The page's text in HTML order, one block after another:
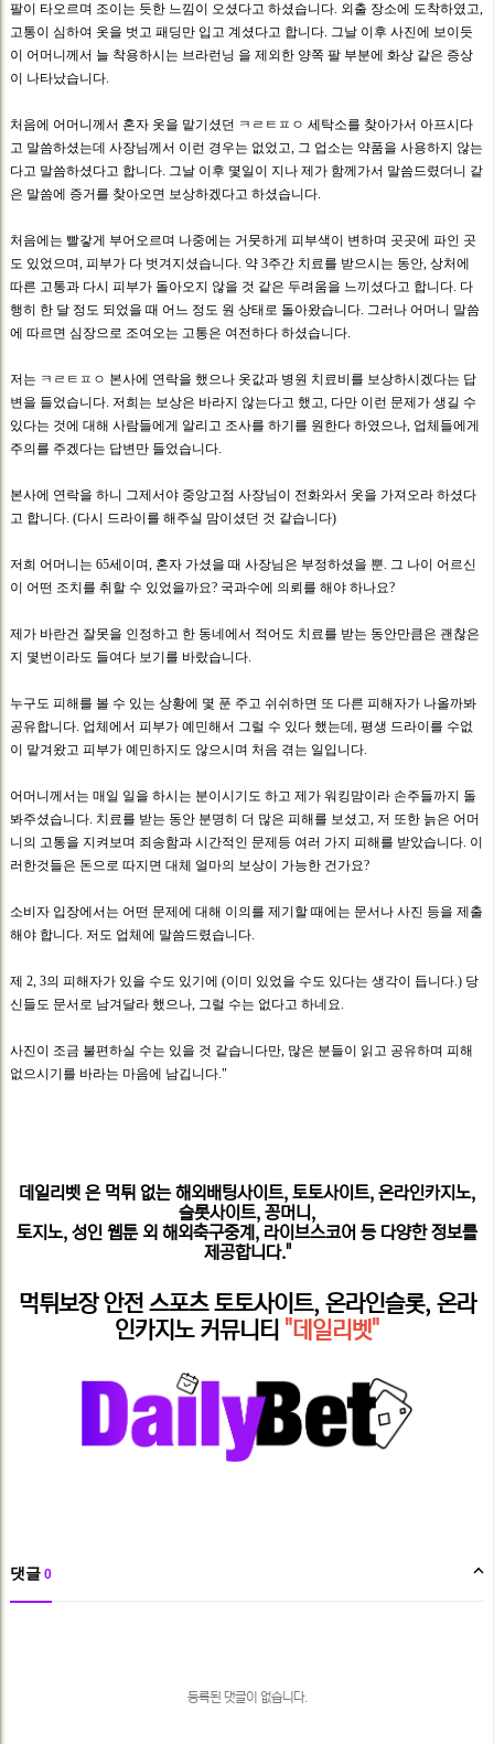
팔이 타오르며 조이는 듯한 느낌이 오셨다고 하셨습니다. 외출 장소에 도착하였고,
고통이 심하여 옷을 벗고 패딩만 입고 계셨다고 합니다. 그날 이후 사진에 보이듯
이 어머니께서 늘 착용하시는 브라런닝 을 제외한 양쪽 팔 부분에 화상 같은 증상
이 나타났습니다.
처음에 어머니께서 혼자 옷을 맡기셨던 ㅋㄹㅌㅍㅇ 세탁소를 찾아가서 아프시다
고 말씀하셨는데 사장님께서 이런 경우는 없었고, 그 업소는 약품을 사용하지 않는
다고 말씀하셨다고 합니다. 그날 이후 몇일이 지나 제가 함께가서 말씀드렸더니 같
은 말씀에 증거를 찾아오면 보상하겠다고 하셨습니다.
처음에는 빨갛게 부어오르며 나중에는 거뭇하게 피부색이 변하며 곳곳에 파인 곳
도 있었으며, 피부가 다 벗겨지셨습니다. 약 3주간 치료를 받으시는 동안, 상처에
따른 고통과 다시 피부가 돌아오지 않을 것 같은 두려움을 느끼셨다고 합니다. 다
행히 한 달 정도 되었을 때 어느 정도 원 상태로 돌아왔습니다. 그러나 어머니 말씀
에 따르면 심장으로 조여오는 고통은 여전하다 하셨습니다.
저는 ㅋㄹㅌㅍㅇ 본사에 연락을 했으나 옷값과 병원 치료비를 보상하시겠다는 답
변을 들었습니다. 저희는 보상은 바라지 않는다고 했고, 다만 이런 문제가 생길 수
있다는 것에 대해 사람들에게 알리고 조사를 하기를 원한다 하였으나, 업체들에게
주의를 주겠다는 답변만 들었습니다.
본사에 연락을 하니 그제서야 중앙고점 사장님이 전화와서 옷을 가져오라 하셨다
고 합니다. (다시 드라이를 해주실 맘이셨던 것 같습니다)
저희 어머니는 65세이며, 혼자 가셨을 때 사장님은 부정하셨을 뿐. 그 나이 어르신
이 어떤 조치를 취할 수 있었을까요? 국과수에 의뢰를 해야 하나요?
제가 바란건 잘못을 인정하고 한 동네에서 적어도 치료를 받는 동안만큼은 괜찮은
지 몇번이라도 들여다 보기를 바랐습니다.
누구도 피해를 볼 수 있는 상황에 몇 푼 주고 쉬쉬하면 또 다른 피해자가 나올까봐
공유합니다. 업체에서 피부가 예민해서 그럴 수 있다 했는데, 평생 드라이를 수없
이 맡겨왔고 피부가 예민하지도 않으시며 처음 겪는 일입니다.
어머니께서는 매일 일을 하시는 분이시기도 하고 제가 워킹맘이라 손주들까지 돌
봐주셨습니다. 치료를 받는 동안 분명히 더 많은 피해를 보셨고, 저 또한 늙은 어머
니의 고통을 지켜보며 죄송함과 시간적인 문제등 여러 가지 피해를 받았습니다. 이
러한것들은 돈으로 따지면 대체 얼마의 보상이 가능한 건가요?
소비자 입장에서는 어떤 문제에 대해 이의를 제기할 때에는 문서나 사진 등을 제출
해야 합니다. 저도 업체에 말씀드렸습니다.
제 2, 3의 피해자가 있을 수도 있기에 (이미 있었을 수도 있다는 생각이 듭니다.) 당
신들도 문서로 남겨달라 했으나, 그럴 수는 없다고 하네요.
사진이 조금 불편하실 수는 있을 것 같습니다만, 많은 분들이 읽고 공유하며 피해
없으시기를 바라는 마음에 남깁니다."
데일리벳 은 먹튀 없는 해외배팅사이트, 토토사이트, 온라인카지노,
슬롯사이트, 꽁머니,
토지노, 성인 웹툰 외 해외축구중계, 라이브스코어 등 다양한 정보를
제공합니다."
먹튀보장 안전 스포츠 토토사이트, 온라인슬롯, 온라
인카지노 커뮤니티 "데일리벳"
댓글 0
등록된 댓글이 없습니다.